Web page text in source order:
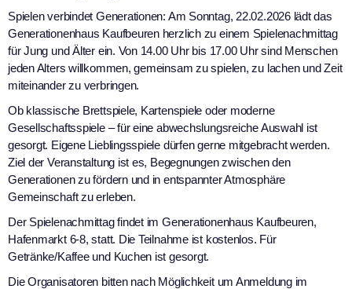
Spielen verbindet Generationen: Am Sonntag, 22.02.2026 lädt das
Generationenhaus Kaufbeuren herzlich zu einem Spielenachmittag
für Jung und Älter ein. Von 14.00 Uhr bis 17.00 Uhr sind Menschen
jeden Alters willkommen, gemeinsam zu spielen, zu lachen und Zeit
miteinander zu verbringen.
Ob klassische Brettspiele, Kartenspiele oder moderne
Gesellschaftsspiele – für eine abwechslungsreiche Auswahl ist
gesorgt. Eigene Lieblingsspiele dürfen gerne mitgebracht werden.
Ziel der Veranstaltung ist es, Begegnungen zwischen den
Generationen zu fördern und in entspannter Atmosphäre
Gemeinschaft zu erleben.
Der Spielenachmittag findet im Generationenhaus Kaufbeuren,
Hafenmarkt 6-8, statt. Die Teilnahme ist kostenlos. Für
Getränke/Kaffee und Kuchen ist gesorgt.
Die Organisatoren bitten nach Möglichkeit um Anmeldung im